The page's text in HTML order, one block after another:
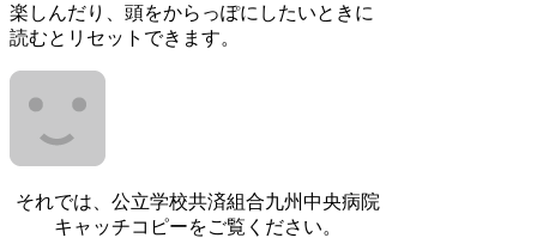
楽しんだり、頭をからっぽにしたいときに
読むとリセットできます。
それでは、公立学校共済組合九州中央病院
キャッチコピーをご覧ください。